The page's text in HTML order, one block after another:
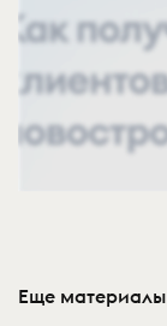
Еще материалы